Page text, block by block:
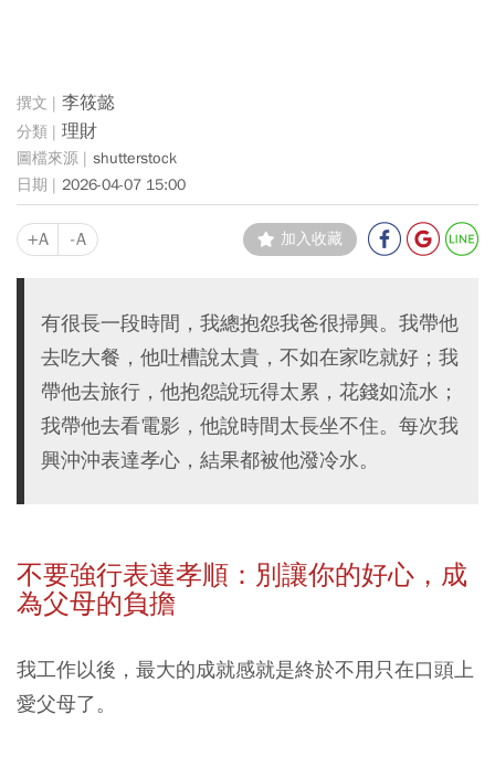
李筱懿
理財
shutterstock
2026-04-07 15:00
+A -A 加入收藏
有很長一段時間，我總抱怨我爸很掃興。我帶他
去吃大餐，他吐槽說太貴，不如在家吃就好；我
帶他去旅行，他抱怨說玩得太累，花錢如流水；
我帶他去看電影，他說時間太長坐不住。每次我
興沖沖表達孝心，結果都被他潑冷水。
不要強行表達孝順：別讓你的好心，成
為父母的負擔
我工作以後，最大的成就感就是終於不用只在口頭上
愛父母了。